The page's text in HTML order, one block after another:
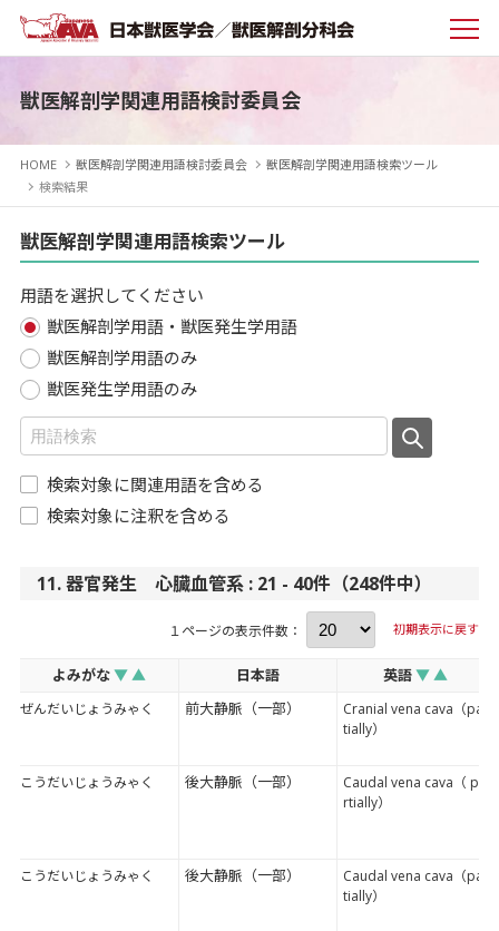
獣医解剖学関連用語検討委員会
HOME 獣医解剖学関連用語検討委員会
獣医解剖学関連用語検索ツール
検索結果
獣医解剖学関連用語検索ツール
用語を選択してください
獣医解剖学用語・獣医発生学用語
獣医解剖学用語のみ
獣医発生学用語のみ
検索対象に関連用語を含める
検索対象に注釈を含める
11. 器官発生 心臓血管系 : 21 - 40件（248件中）
１ページの表示件数： 初期表示に戻す
よみがな▼ ▲ 日本語 英語▼ ▲
ぜんだいじょうみゃく 前大静脈（一部）
Cranial vena cava（par
tially）
こうだいじょうみゃく 後大静脈（一部）
Caudal vena cava（ pa
rtially）
こうだいじょうみゃく 後大静脈（一部）
Caudal vena cava（par
tially）